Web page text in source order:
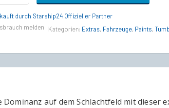
durch Starship24 Offizieller Partner
melden
Kategorien: Extras, Fahrzeuge, Paints,
Dominanz auf dem Schlachtfeld mit